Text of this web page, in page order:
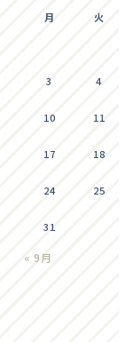
月
火
3 4
10 11
17 18
24 25
31
« 9月